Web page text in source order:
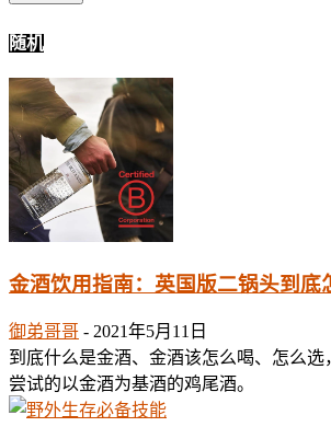
随机
金酒饮用指南：英国版二锅头到底
御弟哥哥 - 2021年5月11日
到底什么是金酒、金酒该怎么喝、怎么
尝试的以金酒为基酒的鸡尾酒。